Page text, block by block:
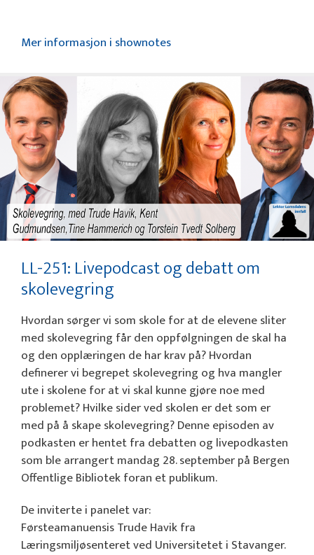
Mer informasjon i shownotes
LL-251: Livepodcast og debatt om
skolevegring
Hvordan sørger vi som skole for at de elevene sliter
med skolevegring får den oppfølgningen de skal ha
og den opplæringen de har krav på? Hvordan
definerer vi begrepet skolevegring og hva mangler
ute i skolene for at vi skal kunne gjøre noe med
problemet? Hvilke sider ved skolen er det som er
med på å skape skolevegring? Denne episoden av
podkasten er hentet fra debatten og livepodkasten
som ble arrangert mandag 28. september på Bergen
Offentlige Bibliotek foran et publikum.
De inviterte i panelet var:
Førsteamanuensis Trude Havik fra
Læringsmiljøsenteret ved Universitetet i Stavanger.